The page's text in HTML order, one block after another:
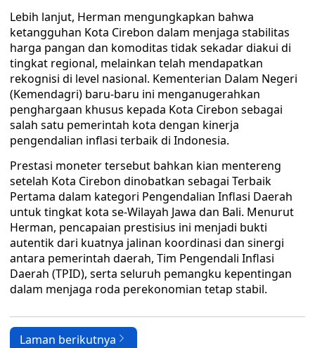
Lebih lanjut, Herman mengungkapkan bahwa
ketangguhan Kota Cirebon dalam menjaga stabilitas
harga pangan dan komoditas tidak sekadar diakui di
tingkat regional, melainkan telah mendapatkan
rekognisi di level nasional. Kementerian Dalam Negeri
(Kemendagri) baru-baru ini menganugerahkan
penghargaan khusus kepada Kota Cirebon sebagai
salah satu pemerintah kota dengan kinerja
pengendalian inflasi terbaik di Indonesia.
Prestasi moneter tersebut bahkan kian mentereng
setelah Kota Cirebon dinobatkan sebagai Terbaik
Pertama dalam kategori Pengendalian Inflasi Daerah
untuk tingkat kota se-Wilayah Jawa dan Bali. Menurut
Herman, pencapaian prestisius ini menjadi bukti
autentik dari kuatnya jalinan koordinasi dan sinergi
antara pemerintah daerah, Tim Pengendali Inflasi
Daerah (TPID), serta seluruh pemangku kepentingan
dalam menjaga roda perekonomian tetap stabil.
Laman berikutnya